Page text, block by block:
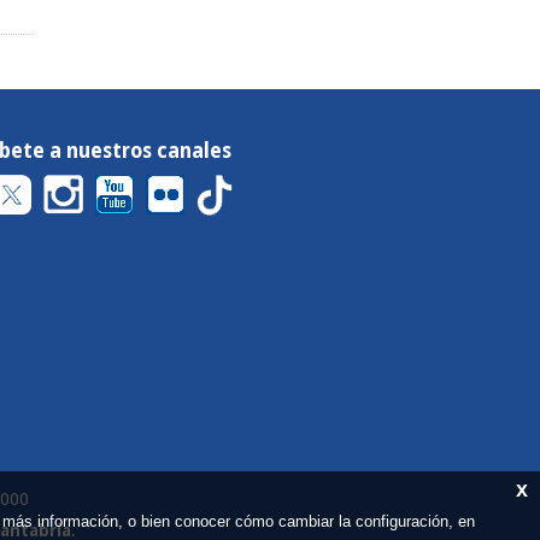
a nuestros canales
.
x
información, o bien conocer cómo cambiar la configuración, en